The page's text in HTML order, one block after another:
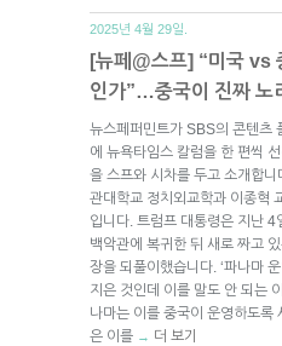
2025년 4월 29일.
[뉴페@스프] “미국 vs
인가”…중국이 진짜 노
뉴스페퍼민트가 SBS의 콘텐츠
에 뉴욕타임스 칼럼을 한 편씩
을 스프와 시차를 두고 소개합
관대학교 정치외교학과 이종혁
입니다. 트럼프 대통령은 지난 4
백악관에 복귀한 뒤 새로 짜고
장을 되풀이했습니다. ‘파나마
지은 것인데 이를 말도 안 되는
나마는 이를 중국이 운영하도록
은 이를 → 더 보기